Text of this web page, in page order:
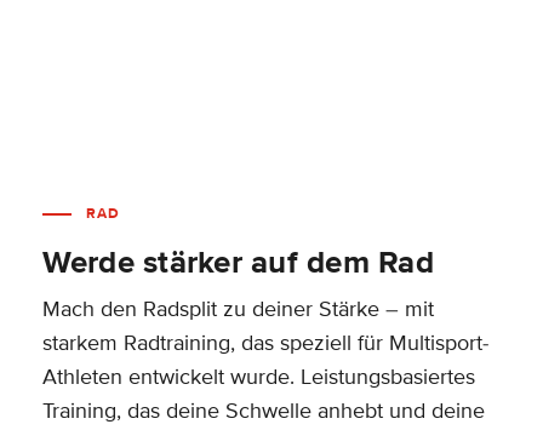
RAD
Werde stärker auf dem Rad
Mach den Radsplit zu deiner Stärke – mit
starkem Radtraining, das speziell für Multisport-
Athleten entwickelt wurde. Leistungsbasiertes
Training, das deine Schwelle anhebt und deine